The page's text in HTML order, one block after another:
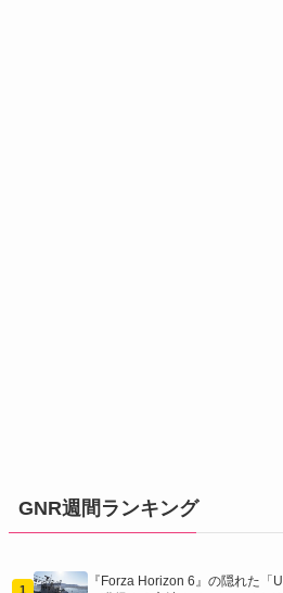
GNR週間ランキング
1
『Forza Horizon 6』の隠れた「